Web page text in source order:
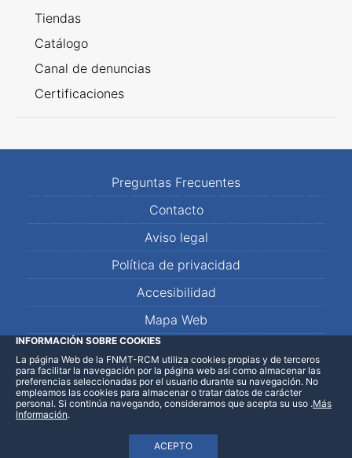
Tiendas
Catálogo
Canal de denuncias
Certificaciones
Preguntas Frecuentes
Contacto
Aviso legal
Política de privacidad
Accesibilidad
Mapa Web
LinkedInFacebookWhatsApp
INFORMACIÓN SOBRE COOKIES
La página Web de la FNMT-RCM utiliza cookies propias y de terceros
para facilitar la navegación por la página web así como almacenar las
preferencias seleccionadas por el usuario durante su navegación. No
empleamos las cookies para almacenar o tratar datos de carácter
personal. Si continúa navegando, consideramos que acepta su uso
ACEPTO
.Más
Información.